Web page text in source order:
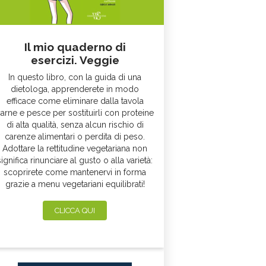
Il mio quaderno di
esercizi. Veggie
In questo libro, con la guida di una
dietologa, apprenderete in modo
efficace come eliminare dalla tavola
e pesce per sostituirli con proteine
di alta qualità, senza alcun rischio di
carenze alimentari o perdita di peso.
Adottare la rettitudine vegetariana non
rinunciare al gusto o alla varietà:
scoprirete come mantenervi in forma
grazie a menu vegetariani equilibrati!
CLICCA QUI